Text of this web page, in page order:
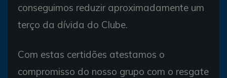
conseguimos reduzir aproximadamente um
terço da dívida do Clube.
Com estas certidões atestamos o
compromisso do nosso grupo com o resgate